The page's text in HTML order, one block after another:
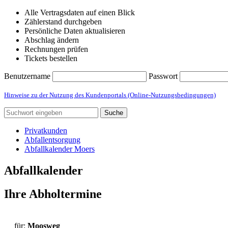
Alle Vertragsdaten auf einen Blick
Zählerstand durchgeben
Persönliche Daten aktualisieren
Abschlag ändern
Rechnungen prüfen
Tickets bestellen
Benutzername Passwort
Hinweise zu der Nutzung des Kundenportals (Online-Nutzungsbedingungen)
Suche
Privatkunden
Abfallentsorgung
Abfallkalender Moers
Abfallkalender
Ihre Abholtermine
für: Moosweg